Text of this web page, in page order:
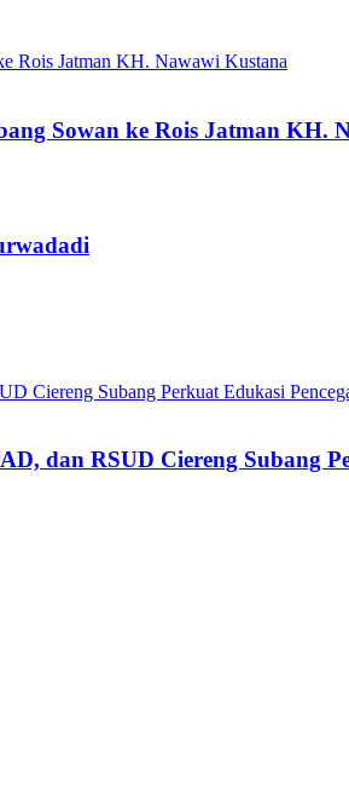
Sowan ke Rois Jatman KH.
dan RSUD Ciereng Subang